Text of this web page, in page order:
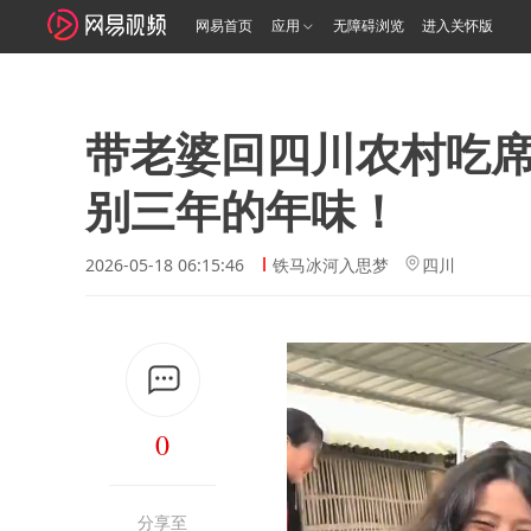
网易首页 应用 无障碍浏览 进入关怀版
带老婆回四川农村吃
别三年的年味！
2026-05-18 06:15:46 铁马冰河入思梦 四川
0
分享至